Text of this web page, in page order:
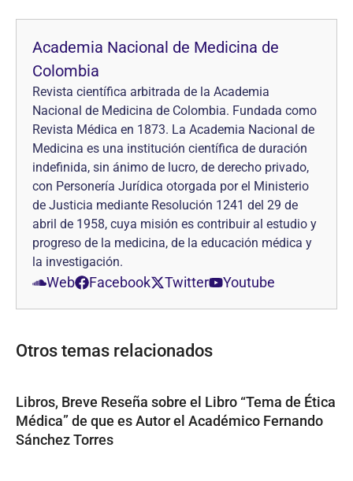
Academia Nacional de Medicina de
Colombia
Revista científica arbitrada de la Academia
Nacional de Medicina de Colombia. Fundada como
Revista Médica en 1873. La Academia Nacional de
Medicina es una institución científica de duración
indefinida, sin ánimo de lucro, de derecho privado,
con Personería Jurídica otorgada por el Ministerio
de Justicia mediante Resolución 1241 del 29 de
abril de 1958, cuya misión es contribuir al estudio y
progreso de la medicina, de la educación médica y
la investigación.
Web Facebook Twitter Youtube
Otros temas relacionados
Libros, Breve Reseña sobre el Libro “Tema de Ética
Médica” de que es Autor el Académico Fernando
Sánchez Torres